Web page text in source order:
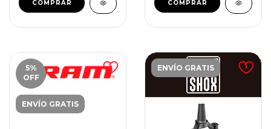
5%
OFF
ENVÍO GRATIS
ENVÍO GRATIS